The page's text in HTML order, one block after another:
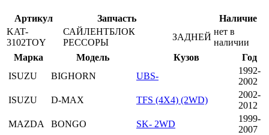
Артикул Запчасть
Наличие
KAT-
3102TOY
САЙЛЕНТБЛОК
РЕССОРЫ
ЗАДНЕЙ
нет в
наличии
Марка
Модель Кузов
Год
ISUZU
BIGHORN UBS-
1992-
2002
ISUZU
D-MAX TFS (4X4) (2WD)
2002-
2012
MAZDA
BONGO SK- 2WD
1999-
2007